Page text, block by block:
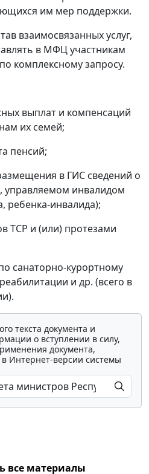
им мер поддержки.
взаимосвязанных услуг,
в МФЦ участникам
комплексному запросу.
выплат и компенсаций
их семей;
пенсий;
в ГИС сведений о
управляемом инвалидом
ребенка-инвалида);
ТСР и (или) протезами
санаторно-курортному
и др. (всего в
текста документа и
о вступлении в силу,
документа,
в Интернет-версии системы
все материалы